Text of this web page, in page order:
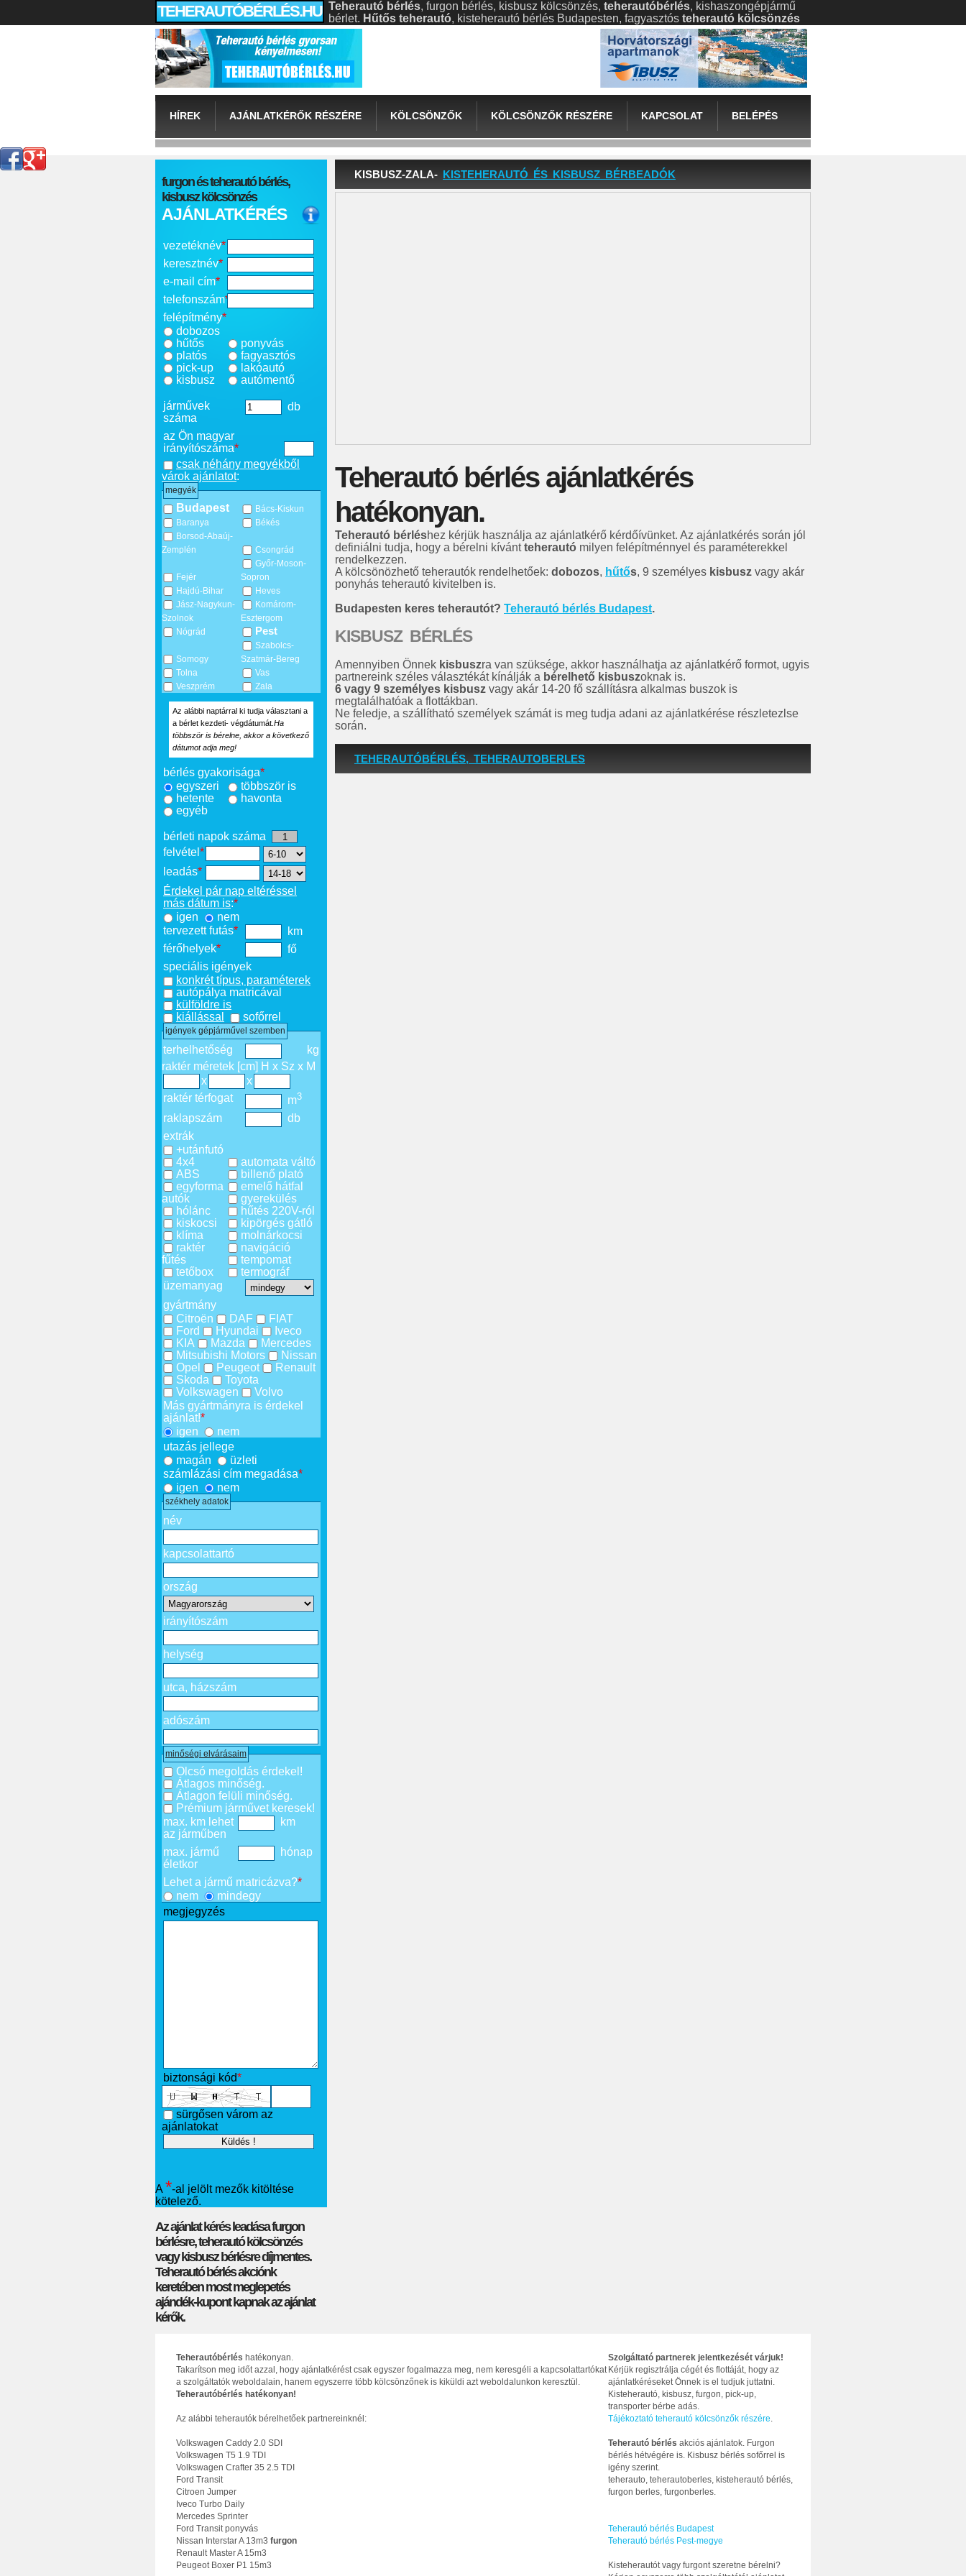
TEHERAUTÓBÉRLÉS.HU Teherautó bérlés, furgon bérlés, kisbusz kölcsönzés, teherautóbérlés, kishaszongépjármű
bérlet. Hűtős teherautó, kisteherautó bérlés Budapesten, fagyasztós teherautó kölcsönzés
HÍREK AJÁNLATKÉRŐK RÉSZÉRE KÖLCSÖNZŐK KÖLCSÖNZŐK RÉSZÉRE KAPCSOLAT BELÉPÉS
furgon és teherautó bérlés,
kisbusz kölcsönzés
AJÁNLATKÉRÉS
vezetéknév*
keresztnév*
e-mail cím*
telefonszám*
felépítmény*
dobozos
hűtős
platós
pick-up
kisbusz
ponyvás
fagyasztós
lakóautó
autómentő
járművek
száma
db
az Ön magyar
irányítószáma*
csak néhány megyékből
várok ajánlatot:
megyék
Budapest
Bács-Kiskun
Baranya
Békés
Borsod-Abaúj-
Zemplén
Csongrád
Fejér
Győr-Moson-
Sopron
Hajdú-Bihar
Heves
Jász-Nagykun-
Szolnok
Komárom-
Esztergom
Nógrád
Pest
Somogy
Szabolcs-
Szatmár-Bereg
Tolna
Vas
Veszprém
Zala
Az alábbi naptárral ki tudja választani a
a bérlet kezdeti- végdátumát. Ha
többször is bérelne, akkor a következő
dátumot adja meg!
bérlés gyakorisága*
egyszeri
többször is
hetente
havonta
egyéb
bérleti napok száma
felvétel *
leadás*
Érdekel pár nap eltéréssel
más dátum is:*
igen
nem
tervezett futás*
km
férőhelyek*
fő
speciális igények
konkrét típus, paraméterek
autópálya matricával
külföldre is
kiállással
sofőrrel
igények gépjárművel szemben
terhelhetőség
kg
raktér méretek [cm] H x Sz x M
x
x
raktér térfogat
m3
raklapszám
db
extrák
+utánfutó
4x4
ABS
egyforma
autók
hólánc
kiskocsi
klíma
raktér
fűtés
tetőbox
automata váltó
billenő plató
emelő hátfal
gyerekülés
hűtés 220V-ról
kipörgés gátló
molnárkocsi
navigáció
tempomat
termográf
üzemanyag
gyártmány
Citroën
DAF
FIAT
Ford
Hyundai
Iveco
KIA
Mazda
Mercedes
Mitsubishi Motors
Nissan
Opel
Peugeot
Renault
Skoda
Toyota
Volkswagen
Volvo
Más gyártmányra is érdekel
ajánlat!*
igen
nem
utazás jellege
magán
üzleti
számlázási cím megadása*
igen
nem
székhely adatok
név
kapcsolattartó
ország
irányítószám
helység
utca, házszám
adószám
minőségi elvárásaim
Olcsó megoldás érdekel!
Átlagos minőség.
Átlagon felüli minőség.
Prémium járművet keresek!
max. km lehet
az járműben
km
max. jármű
életkor
hónap
Lehet a jármű matricázva?*
nem
mindegy
megjegyzés
biztonsági kód*
sürgősen várom az
ajánlatokat
A *-al jelölt mezők kitöltése
kötelező.
Az ajánlat kérés leadása furgon
bérlésre, teherautó kölcsönzés
vagy kisbusz bérlésre díjmentes.
Teherautó bérlés akciónk
keretében most meglepetés
ajándék-kupont kapnak az ajánlat
kérők.
KISBUSZ-ZALA- KISTEHERAUTÓ ÉS KISBUSZ BÉRBEADÓK
Teherautó bérlés ajánlatkérés
hatékonyan.
Teherautó bérléshez kérjük használja az ajánlatkérő kérdőívünket. Az ajánlatkérés során jól
definiálni tudja, hogy a bérelni kívántteherautó milyen felépítménnyel és paraméterekkel
rendelkezzen.
A kölcsönözhető teherautók rendelhetőek: dobozos, hűtős, 9 személyes kisbusz vagy akár
ponyhás teherautó kivitelben is.
Budapesten keres teherautót? Teherautó bérlés Budapest.
KISBUSZ BÉRLÉS
Amennyiben Önnek kisbuszra van szüksége, akkor használhatja az ajánlatkérő formot, ugyis
partnereink széles választékát kínálják a bérelhető kisbuszoknak is.
6 vagy 9 személyes kisbusz vagy akár 14-20 fő szállításra alkalmas buszok is
megtalálhatóak a flottákban.
Ne feledje, a szállítható személyek számát is meg tudja adani az ajánlatkérése részletezlse
során.
TEHERAUTÓBÉRLÉS, TEHERAUTOBERLES
Szolgáltató partnerek jelentkezését várjuk!
Kérjük regisztrálja cégét és flottáját, hogy az
ajánlatkéréseket Önnek is el tudjuk juttatni.
Kisteherautó, kisbusz, furgon, pick-up,
transporter bérbe adás.
Tájékoztató teherautó kölcsönzők részére
Teherautó bérlés akciós ajánlatok. Furgon
bérlés hétvégére is. Kisbusz bérlés sofőrrel is
igény szerint.
teherauto, teherautoberles, kisteherautó bérlés,
furgon berles, furgonberles.
Teherautó bérlés Budapest
Teherautó bérlés Pest-megye
Kisteherautót vagy furgont szeretne bérelni?
Teherautóbérlés hatékonyan.
Takarítson meg időt azzal, hogy ajánlatkérést csak egyszer fogalmazza meg, nem keresgéli a kapcsolattartókat
a szolgáltatók weboldalain, hanem egyszerre több kölcsönzőnek is kiküldi azt weboldalunkon keresztül.
Teherautóbérlés hatékonyan!
Az alábbi teherautók bérelhetőek partnereinknél:
Volkswagen Caddy 2.0 SDI
Volkswagen T5 1.9 TDI
Volkswagen Crafter 35 2.5 TDI
Ford Transit
Citroen Jumper
Iveco Turbo Daily
Mercedes Sprinter
Ford Transit ponyvás
Nissan Interstar A 13m3 furgon
Renault Master A 15m3
Peugeot Boxer P1 15m3